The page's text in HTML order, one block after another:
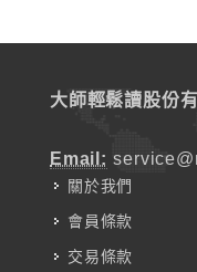
大師輕鬆讀股份
Email:
關於我們
會員條款
交易條款